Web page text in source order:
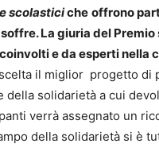
scolasticiche offrono
La giuria del
e da esperti nella
il miglior progetto di
della solidarietà a cui
verrà assegnato un
della solidarietà si è